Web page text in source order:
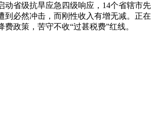
省级抗旱应急四级响应，14个省辖市先
到必然冲击，而刚性收入有增无减。正在
政策，苦守不收“过甚税费”红线。